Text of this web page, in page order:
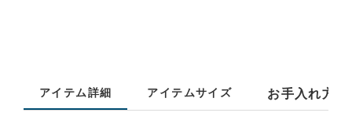
アイテム詳細 アイテムサイズ お手入れ方法